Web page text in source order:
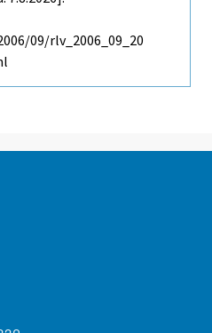
09/rlv_2006_09_20